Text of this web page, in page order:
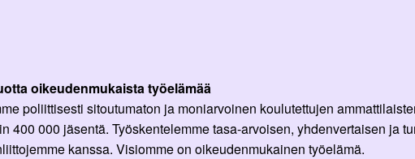
oikeudenmukaista työelämää
poliittisesti sitoutumaton ja moniarvoinen koulutettujen
400 000 jäsentä. Työskentelemme tasa-arvoisen, yhdenvertaisen ja
kanssa. Visiomme on oikeudenmukainen työelämä.